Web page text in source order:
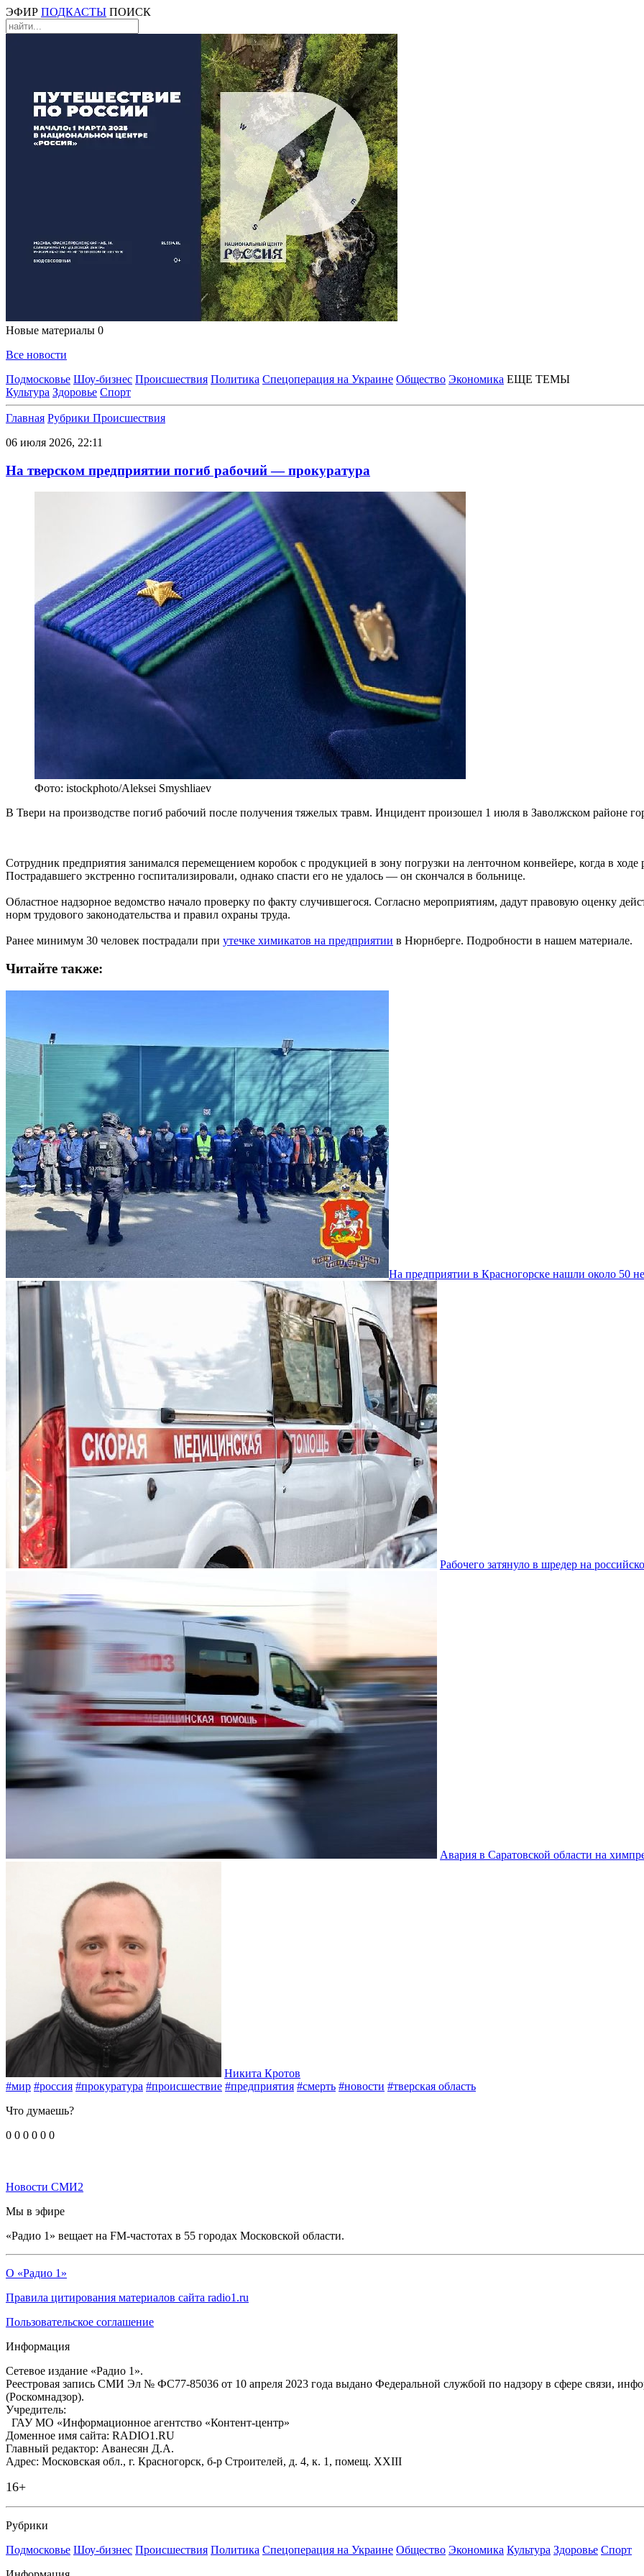
ЭФИР ПОДКАСТЫ ПОИСК
Новые материалы 0
Все новости
Подмосковье Шоу-бизнес Происшествия Политика Спецоперация на Украине Общество Экономика ЕЩЕ ТЕМЫ
Культура Здоровье Спорт
Главная Рубрики Происшествия
06 июля 2026, 22:11
На тверском предприятии погиб рабочий — прокуратура
Фото: istockphoto/Aleksei Smyshliaev
В Твери на производстве погиб рабочий после получения тяжелых травм. Инцидент произошел 1 июля в Заволжском районе
Сотрудник предприятия занимался перемещением коробок с продукцией в зону погрузки на ленточном конвейере, когда в
Пострадавшего экстренно госпитализировали, однако спасти его не удалось — он скончался в больнице.
Областное надзорное ведомство начало проверку по факту случившегося. Согласно мероприятиям, дадут правовую оценку
норм трудового законодательства и правил охраны труда.
Ранее минимум 30 человек пострадали при утечке химикатов на предприятии в Нюрнберге. Подробности в нашем материале.
Читайте также:
На предприятии в Красногорске нашли около 50
Рабочего затянуло в шредер на
Авария в Саратовской области на
Никита Кротов
#мир #россия #прокуратура #происшествие #предприятия #смерть #новости #тверская область
Что думаешь?
0 0 0 0 0 0
Новости СМИ2
Мы в эфире
«Радио 1» вещает на FM-частотах в 55 городах Московской области.
О «Радио 1»
Правила цитирования материалов сайта radio1.ru
Пользовательское соглашение
Информация
Сетевое издание «Радио 1».
Реестровая запись СМИ Эл № ФС77-85036 от 10 апреля 2023 года выдано Федеральной службой по надзору в сфере связи,
(Роскомнадзор).
Учредитель:
ГАУ МО «Информационное агентство «Контент-центр»
Доменное имя сайта: RADIO1.RU
Главный редактор: Аванесян Д.А.
Адрес: Московская обл., г. Красногорск, б-р Строителей, д. 4, к. 1, помещ. XXIII
16+
Рубрики
Подмосковье Шоу-бизнес Происшествия Политика Спецоперация на Украине Общество Экономика Культура Здоровье Спорт